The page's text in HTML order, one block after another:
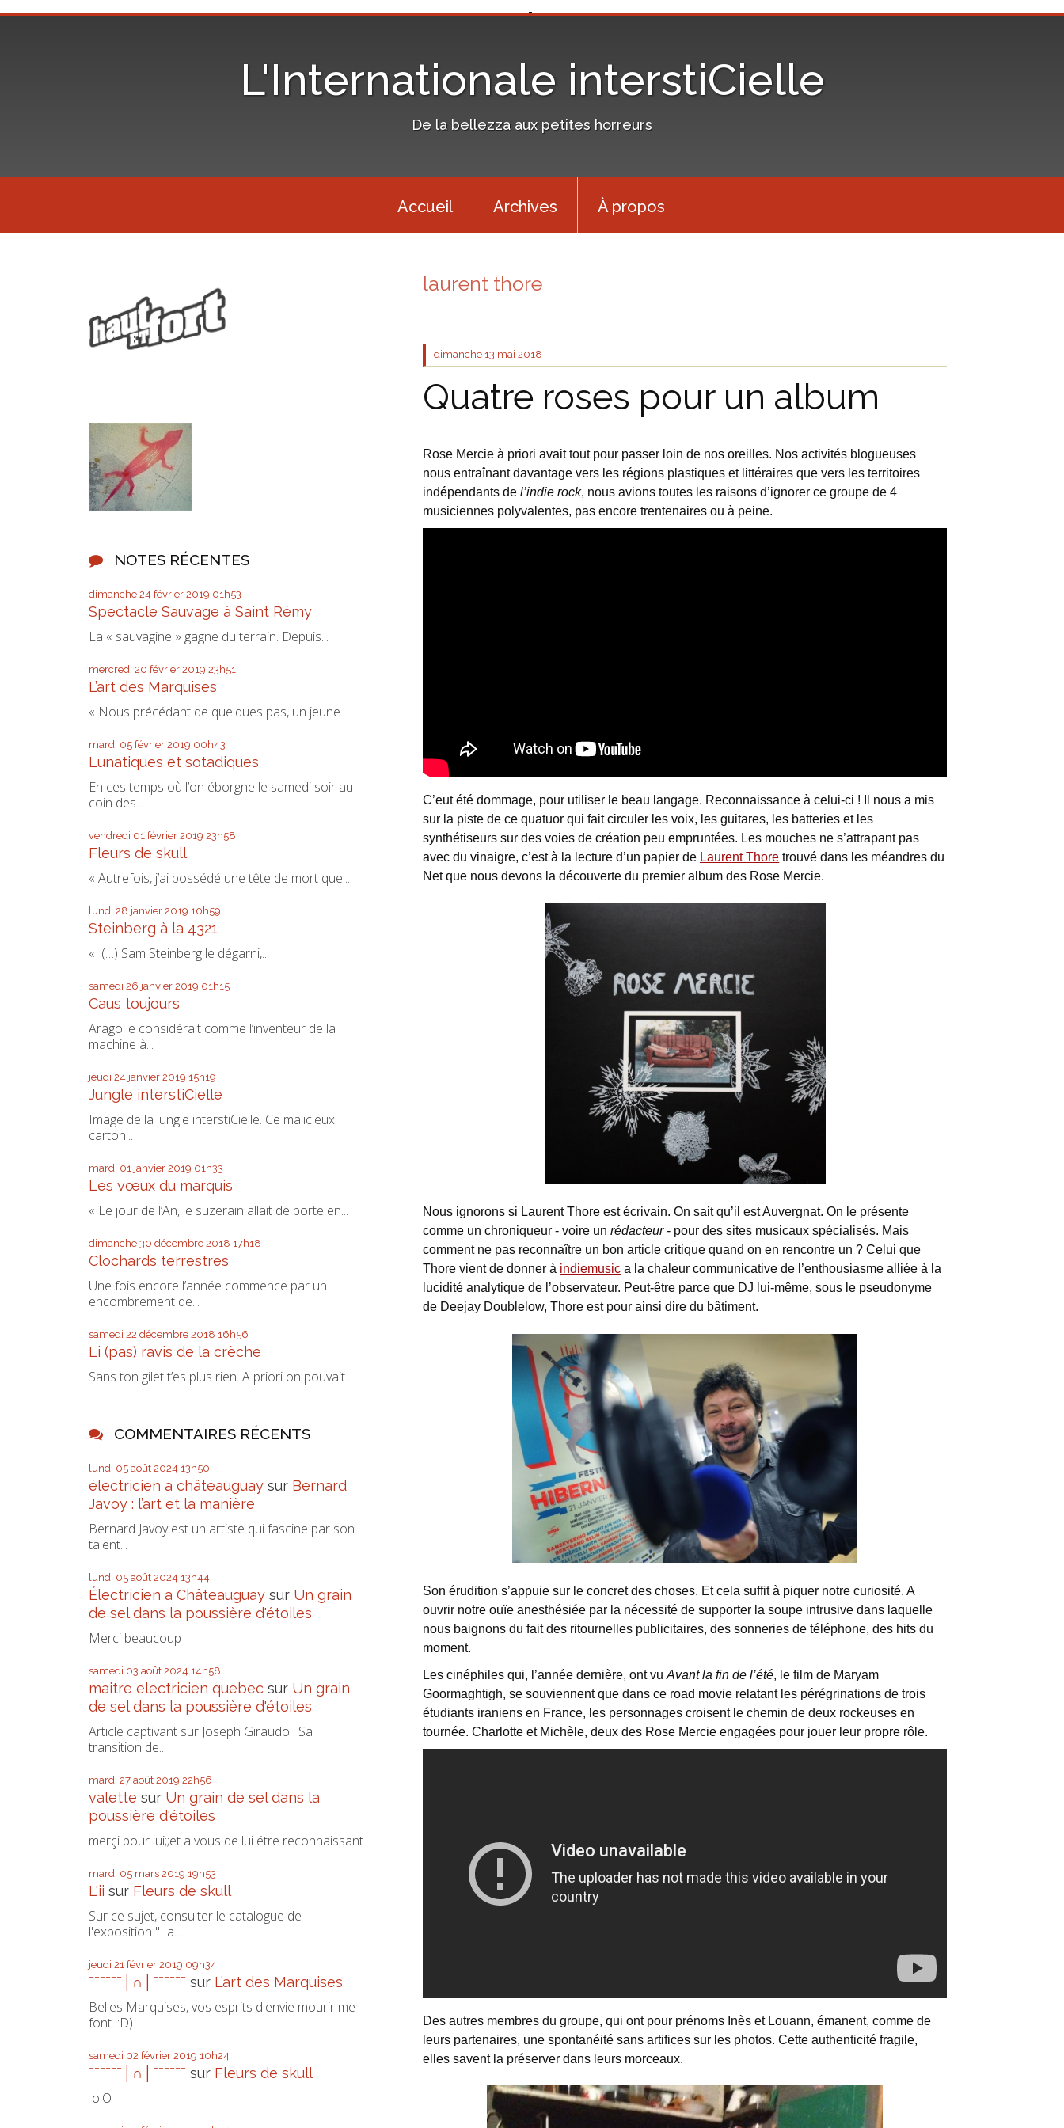
L'Internationale interstiCielle
De la bellezza aux petites horreurs
Accueil Archives À propos
NOTES RÉCENTES
dimanche 24 février 2019 01h53
Spectacle Sauvage à Saint Rémy
La « sauvagine » gagne du terrain. Depuis...
mercredi 20 février 2019 23h51
L’art des Marquises
« Nous précédant de quelques pas, un jeune...
mardi 05 février 2019 00h43
Lunatiques et sotadiques
En ces temps où l’on éborgne le samedi soir au
coin des...
vendredi 01 février 2019 23h58
Fleurs de skull
« Autrefois, j’ai possédé une tête de mort que...
lundi 28 janvier 2019 10h59
Steinberg à la 4321
« (…) Sam Steinberg le dégarni,...
samedi 26 janvier 2019 01h15
Caus toujours
Arago le considérait comme l’inventeur de la
machine à...
jeudi 24 janvier 2019 15h19
Jungle interstiCielle
Image de la jungle interstiCielle. Ce malicieux
carton...
mardi 01 janvier 2019 01h33
Les vœux du marquis
« Le jour de l’An, le suzerain allait de porte en...
dimanche 30 décembre 2018 17h18
Clochards terrestres
Une fois encore l’année commence par un
encombrement de...
samedi 22 décembre 2018 16h56
Li (pas) ravis de la crèche
Sans ton gilet t’es plus rien. A priori on pouvait...
COMMENTAIRES RÉCENTS
lundi 05 août 2024 13h50
électricien a châteauguay sur Bernard
Javoy : l’art et la manière
Bernard Javoy est un artiste qui fascine par son
talent...
lundi 05 août 2024 13h44
Électricien a Châteauguay sur Un grain
de sel dans la poussière d'étoiles
Merci beaucoup
samedi 03 août 2024 14h58
maitre electricien quebec sur Un grain
de sel dans la poussière d'étoiles
Article captivant sur Joseph Giraudo ! Sa
transition de...
mardi 27 août 2019 22h56
valette sur Un grain de sel dans la
poussière d'étoiles
merçi pour lui;;et a vous de lui étre reconnaissant
mardi 05 mars 2019 19h53
L'ii sur Fleurs de skull
Sur ce sujet, consulter le catalogue de
l'exposition "La...
jeudi 21 février 2019 09h34
ˉˉˉˉˉˉ│∩│ˉˉˉˉˉˉ sur L’art des Marquises
Belles Marquises, vos esprits d'envie mourir me
font. :D)
samedi 02 février 2019 10h24
ˉˉˉˉˉˉ│∩│ˉˉˉˉˉˉ sur Fleurs de skull
o.O
laurent thore
dimanche 13 mai 2018
Quatre roses pour un album
Rose Mercie à priori avait tout pour passer loin de nos oreilles. Nos activités blogueuses
nous entraînant davantage vers les régions plastiques et littéraires que vers les territoires
indépendants del’indie rock, nous avions toutes les raisons d’ignorer ce groupe de 4
musiciennes polyvalentes, pas encore trentenaires ou à peine.
C’eut été dommage, pour utiliser le beau langage. Reconnaissance à celui-ci ! Il nous a mis
sur la piste de ce quatuor qui fait circuler les voix, les guitares, les batteries et les
synthétiseurs sur des voies de création peu empruntées. Les mouches ne s’attrapant pas
avec du vinaigre, c’est à la lecture d’un papier de Laurent Thore trouvé dans les méandres du
Net que nous devons la découverte du premier album des Rose Mercie.
Nous ignorons si Laurent Thore est écrivain. On sait qu’il est Auvergnat. On le présente
comme un chroniqueur - voire unrédacteur- pour des sites musicaux spécialisés. Mais
comment ne pas reconnaître un bon article critique quand on en rencontre un ? Celui que
Thore vient de donner à indiemusic a la chaleur communicative de l’enthousiasme alliée à la
lucidité analytique de l’observateur. Peut-être parce que DJ lui-même, sous le pseudonyme
de Deejay Doublelow, Thore est pour ainsi dire du bâtiment.
Son érudition s’appuie sur le concret des choses. Et cela suffit à piquer notre curiosité. A
ouvrir notre ouïe anesthésiée par la nécessité de supporter la soupe intrusive dans laquelle
nous baignons du fait des ritournelles publicitaires, des sonneries de téléphone, des hits du
moment.
Les cinéphiles qui, l’année dernière, ont vuAvant la fin de l’été, le film de Maryam
Goormaghtigh, se souviennent que dans ce road movie relatant les pérégrinations de trois
étudiants iraniens en France, les personnages croisent le chemin de deux rockeuses en
tournée. Charlotte et Michèle, deux des Rose Mercie engagées pour jouer leur propre rôle.
Des autres membres du groupe, qui ont pour prénoms Inès et Louann, émanent, comme de
leurs partenaires, une spontanéité sans artifices sur les photos. Cette authenticité fragile,
elles savent la préserver dans leurs morceaux.